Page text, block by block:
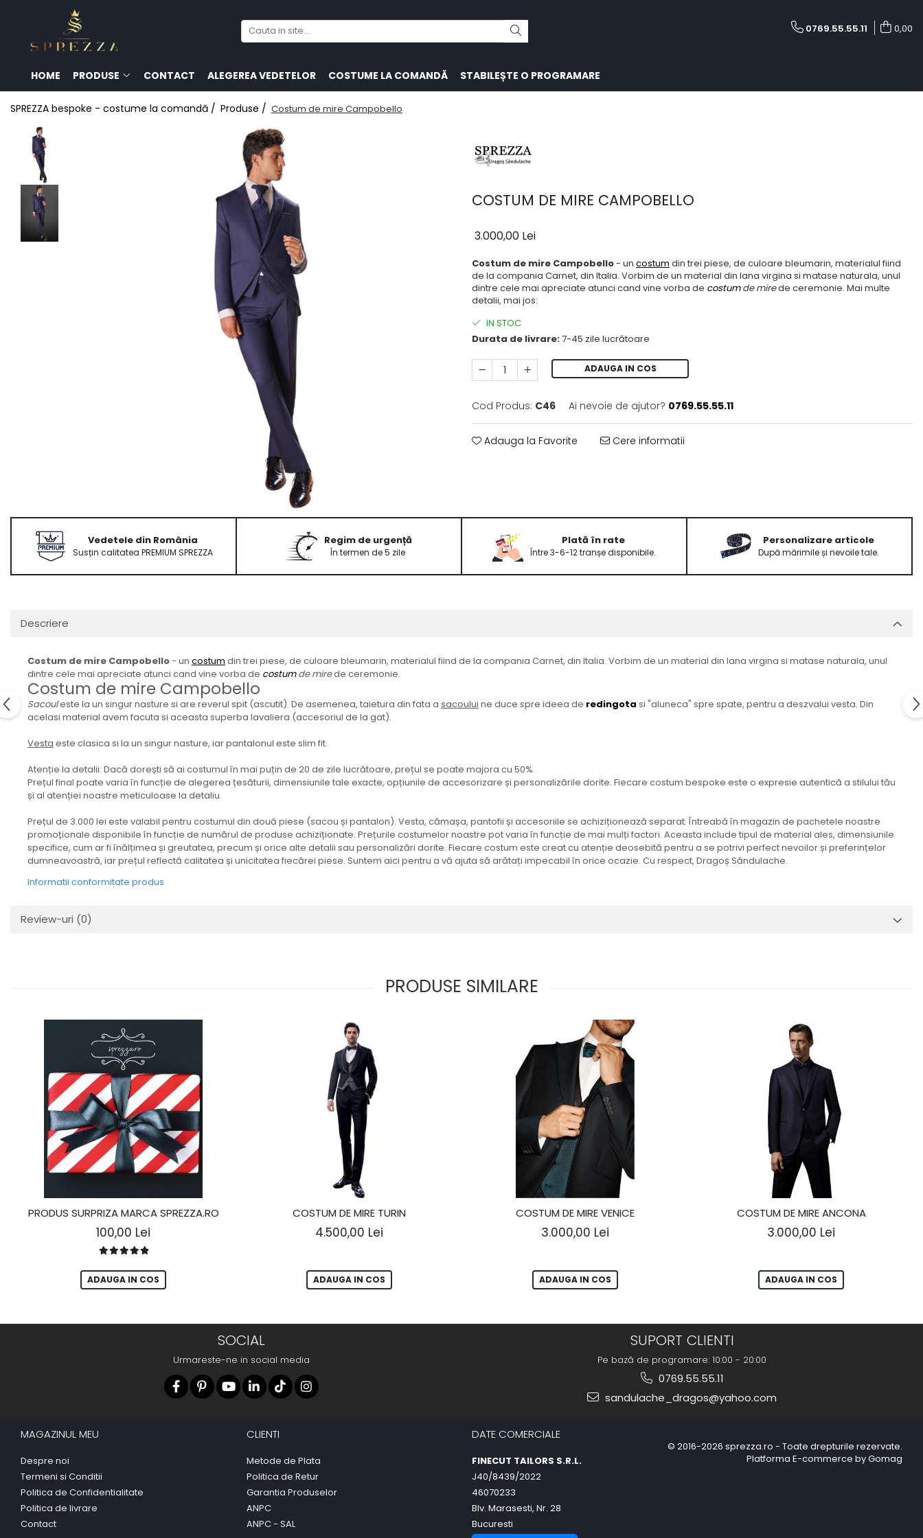
Produse
Costume de mire 2026
Redingotă bărbați
Frac bărbați
Cămăși la comandă
Pantofi la comandă
Geci de piele bărbați
Costume la comandă
Paltoane bărbați
Accesorii bărbați
0769.55.55.11 0,00
HOME PRODUSE CONTACT ALEGEREA VEDETELOR COSTUME LA COMANDĂ STABILEȘTE O PROGRAMARE
SPREZZA bespoke - costume la comandă / Produse / Costum de mire Campobello
COSTUM DE MIRE CAMPOBELLO
3.000,00 Lei
Costum de mire Campobello- un costum din trei piese, de culoare bleumarin, materialul fiind
de la compania Carnet, din Italia. Vorbim de un material din lana virgina si matase naturala, unul
dintre cele mai apreciate atunci cand vine vorba de costumde mirede ceremonie. Mai multe
detalii, mai jos:
IN STOC
Durata de livrare:7-45 zile lucrătoare
ADAUGA IN COS
Cod Produs: C46 Ai nevoie de ajutor? 0769.55.55.11
Adauga la Favorite Cere informatii
Vedetele din România
Susțin calitatea PREMIUM SPREZZA
Regim de urgență
În termen de 5 zile
Plată în rate
Între 3-6-12 tranșe disponibile.
Personalizare articole
După mărimile și nevoile tale.
Descriere
Costum de mire Campobello- un costum din trei piese, de culoare bleumarin, materialul fiind de la compania Carnet, din Italia. Vorbim de un material din lana virgina si matase naturala, unul
dintre cele mai apreciate atunci cand vine vorba de costumde mirede ceremonie.
Costum de mire Campobello
Sacouleste la un singur nasture si are reverul spit (ascutit). De asemenea, taietura din fata a sacoului ne duce spre ideea de redingota si "aluneca" spre spate, pentru a deszvalui vesta. Din
acelasi material avem facuta si aceasta superba lavaliera (accesoriul de la gat).
Vesta este clasica si la un singur nasture, iar pantalonul este slim fit.
Atenție la detalii: Dacă dorești să ai costumul în mai puțin de 20 de zile lucrătoare, prețul se poate majora cu 50%.
Prețul final poate varia în funcție de alegerea țesăturii, dimensiunile tale exacte, opțiunile de accesorizare și personalizările dorite. Fiecare costum bespoke este o expresie autentică a stilului tău
și al atenției noastre meticuloase la detaliu.
Prețul de 3.000 lei este valabil pentru costumul din două piese (sacou și pantalon). Vesta, cămașa, pantofii și accesoriile se achiziționează separat. Întreabă în magazin de pachetele noastre
promoționale disponibile în funcție de numărul de produse achiziționate. Prețurile costumelor noastre pot varia în funcție de mai mulți factori. Aceasta include tipul de material ales, dimensiunile
specifice, cum ar fi înălțimea și greutatea, precum și orice alte detalii sau personalizări dorite. Fiecare costum este creat cu atenție deosebită pentru a se potrivi perfect nevoilor și preferințelor
dumneavoastră, iar prețul reflectă calitatea și unicitatea fiecărei piese. Suntem aici pentru a vă ajuta să arătați impecabil în orice ocazie. Cu respect, Dragoș Săndulache.
Informatii conformitate produs
Review-uri (0)
PRODUSE SIMILARE
PRODUS SURPRIZA MARCA SPREZZA.RO
100,00 Lei
ADAUGA IN COS
COSTUM DE MIRE TURIN
4.500,00 Lei
ADAUGA IN COS
COSTUM DE MIRE VENICE
3.000,00 Lei
ADAUGA IN COS
COSTUM DE MIRE ANCONA
3.000,00 Lei
ADAUGA IN COS
SOCIAL
Urmareste-ne in social media
SUPORT CLIENTI
Pe bază de programare: 10:00 - 20:00
0769.55.55.11
sandulache_dragos@yahoo.com
MAGAZINUL MEU
Despre noi
Termeni si Conditii
Politica de Confidentialitate
Politica de livrare
Contact
CLIENTI
Metode de Plata
Politica de Retur
Garantia Produselor
ANPC
ANPC - SAL
DATE COMERCIALE
FINECUT TAILORS S.R.L.
J40/8439/2022
46070233
Blv. Marasesti, Nr. 28
Bucuresti
© 2016-2026 sprezza.ro - Toate drepturile rezervate.
Platforma E-commerce by Gomag